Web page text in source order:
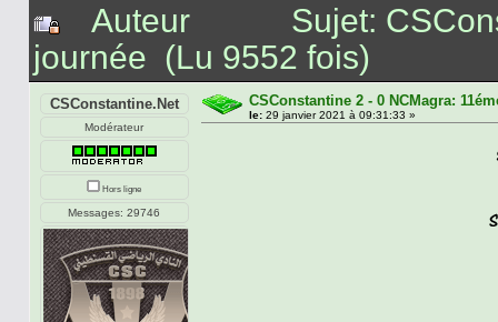
Auteur
Sujet:
journée (Lu 9552 fois)
CSConstantine.Net
Modérateur
Hors ligne
Messages: 29746
CSConstantine 2 - 0 NCMagra:
le: 29 janvier 2021 à 09:31:33 »